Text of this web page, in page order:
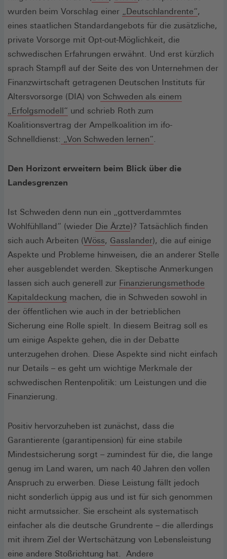
in
einem
neuen
Fenster)
in
einem
neuen
Fenster)
wurden beim Vorschlag einer
„Deutschlandrente“
in
neuen
,
eines staatlichen Standardangebots für die zusätzliche,
private Vorsorge mit Opt-out-Möglichkeit, die
schwedischen Erfahrungen erwähnt. Und erst kürzlich
sprach Stampfl auf der Seite des von Unternehmen der
Finanzwirtschaft getragenen Deutschen Instituts für
Altersvorsorge (DIA) von Schweden als einem
„Erfolgsmodell“ (Öffnet
in
einem
Fenster)
und schrieb Roth zum
Koalitionsvertrag der Ampelkoalition im ifo-
Schnelldienst:
„Von Schweden lernen“
einem
Den Horizont erweitern beim Blick über die
Landesgrenzen
Ist Schweden denn nun ein „gottverdammtes
Wohlfühlland“ (wieder Die Ärzte(Öffnet
in
einem
neuen
Fenster)
)? Tatsächlich finden
sich auch Arbeiten (Wöss (Öffnet
in
einem
neuen
Fenster)
, Gasslander(Öffnet
in
einem
neuen
Fenster)
), die auf einige
Aspekte und Probleme hinweisen, die an anderer Stelle
eher ausgeblendet werden. Skeptische Anmerkungen
lassen sich auch generell zur Finanzierungsmethode
Kapitaldeckung (Öffnet
in
einem
neuen
Fenster)
machen, die in Schweden sowohl in
der öffentlichen wie auch in der betrieblichen
Sicherung eine Rolle spielt. In diesem Beitrag soll es
um einige Aspekte gehen, die in der Debatte
unterzugehen drohen. Diese Aspekte sind nicht einfach
nur Details – es geht um wichtige Merkmale der
schwedischen Rentenpolitik: um Leistungen und die
Finanzierung.
Positiv hervorzuheben ist zunächst, dass die
Garantierente (garantipension) für eine stabile
Mindestsicherung sorgt – zumindest für die, die lange
genug im Land waren, um nach 40 Jahren den vollen
Anspruch zu erwerben. Diese Leistung fällt jedoch
nicht sonderlich üppig aus und ist für sich genommen
nicht armutssicher. Sie erscheint als systematisch
einfacher als die deutsche Grundrente – die allerdings
mit ihrem Ziel der Wertschätzung von Lebensleistung
eine andere Stoßrichtung hat. Andere